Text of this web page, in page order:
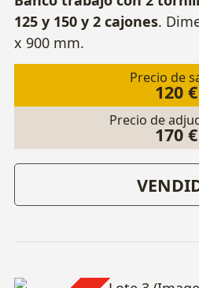
125 y 150 y 2 cajones.
x 900 mm.
Precio de
120 €
Precio de
170 €